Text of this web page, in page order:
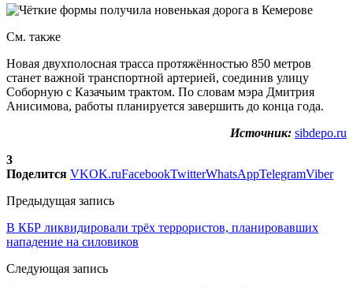
См. также
Новая двухполосная трасса протяжённостью 850 метров
станет важной транспортной артерией, соединив улицу
Соборную с Казачьим трактом. По словам мэра Дмитрия
Анисимова, работы планируется завершить до конца года.
Источник: sibdepo.ru
3
Поделится VKOK.ruFacebookTwitterWhatsAppTelegramViber
Предыдущая запись
В КБР ликвидировали трёх террористов, планировавших
нападение на силовиков
Следующая запись